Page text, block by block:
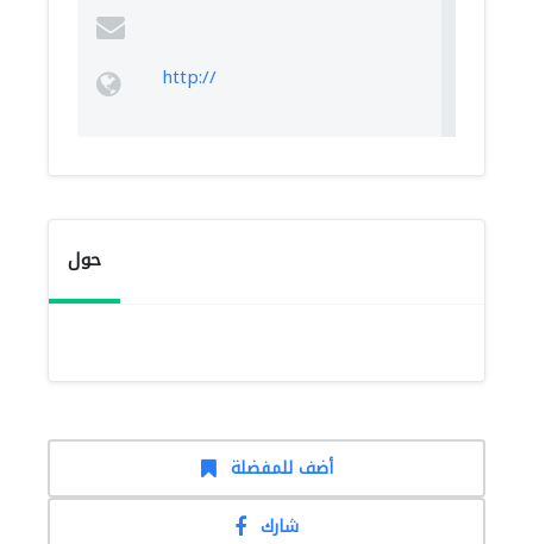
http://
حول
أضف للمفضلة
شارك